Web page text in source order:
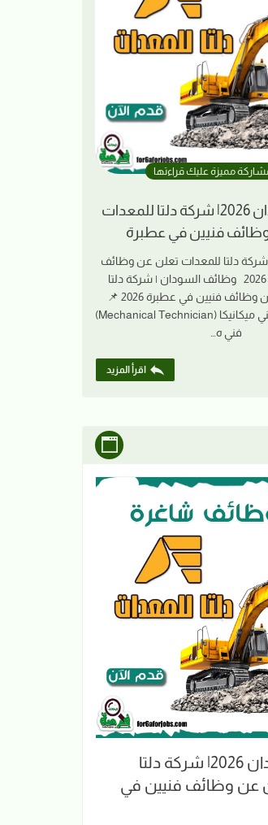
مميزة عليك قراءتها
وظائف السودان 2026| شركة دلتا للمعدات
فنيين في عطبرة
دلتا للمعدات تعلن عن وظائف
فنيين في عطبرة 2026 وظائف السودان | شركة دلتا
للمعدات تعلن عن وظائف فنيين في عطبرة 2026 📌
الوظائف الشاغرة فني ميكانيكا (Mechanical Technician)
فني ه…
اقرأ المزيد
وظائف السودان 2026| شركة دلتا
عن وظائف فنيين في